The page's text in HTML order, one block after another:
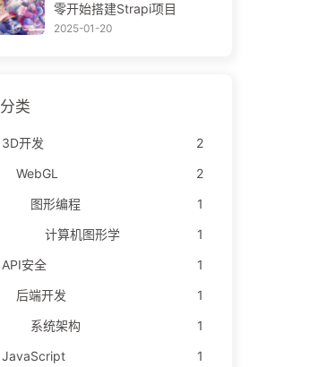
零开始搭建Strapi项目
2025-01-20
分类
3D开发
2
WebGL
2
图形编程
1
计算机图形学
1
API安全
1
后端开发
1
系统架构
1
JavaScript
1